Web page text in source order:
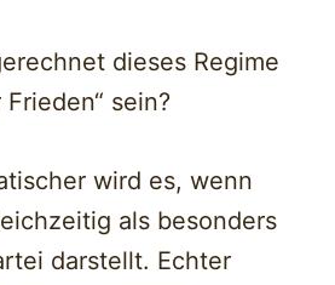
dieses Regime
sein?
wird es, wenn
als besonders
darstellt. Echter